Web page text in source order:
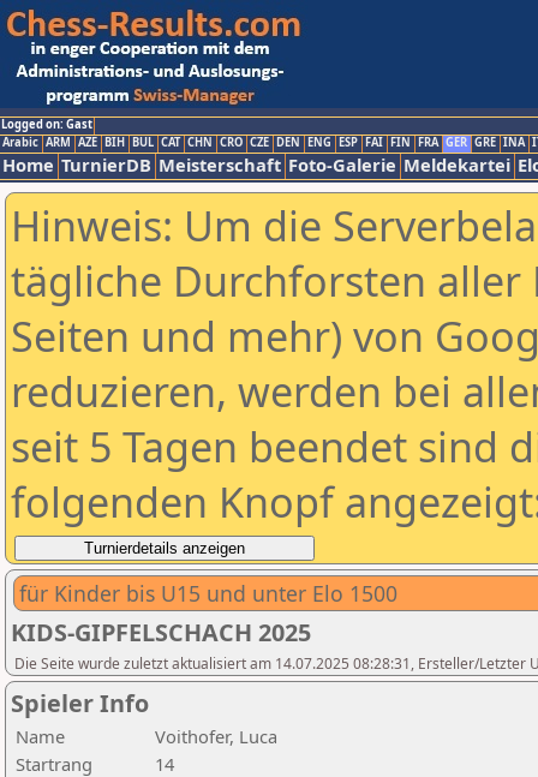
Logged on: Gast
Arabic ARM AZE BIH BUL CAT CHN CRO CZE DEN ENG ESP FAI FIN FRA GER GRE INA
Home TurnierDB Meisterschaft Foto-Galerie Meldekartei
Hinweis: Um die
tägliche Durchforsten aller
Seiten und mehr) von
reduzieren, werden bei
seit 5 Tagen beendet sind
folgenden Knopf
für Kinder bis U15 und unter Elo 1500
KIDS-GIPFELSCHACH 2025
Die Seite wurde zuletzt aktualisiert am 14.07.2025 08:28:31, Ersteller/Letzter
Spieler Info
Name
Voithofer, Luca
Startrang
14